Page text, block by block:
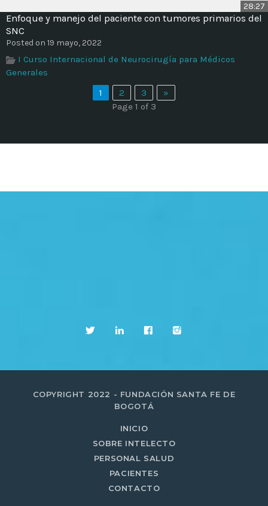
28:27
Enfoque y manejo del paciente con tumores primarios del
SNC
Posted on 19 mayo, 2022
I Curso Internacional de Neurocirugía para Médicos
Generales
1
2 3
»
Page 1 of 3
COPYRIGHT 2022 - FUNDACIÓN SANTA FE DE
BOGOTÁ
INICIO
SOBRE INTELECTO
PERSONAL SALUD
PACIENTES
CONTACTO